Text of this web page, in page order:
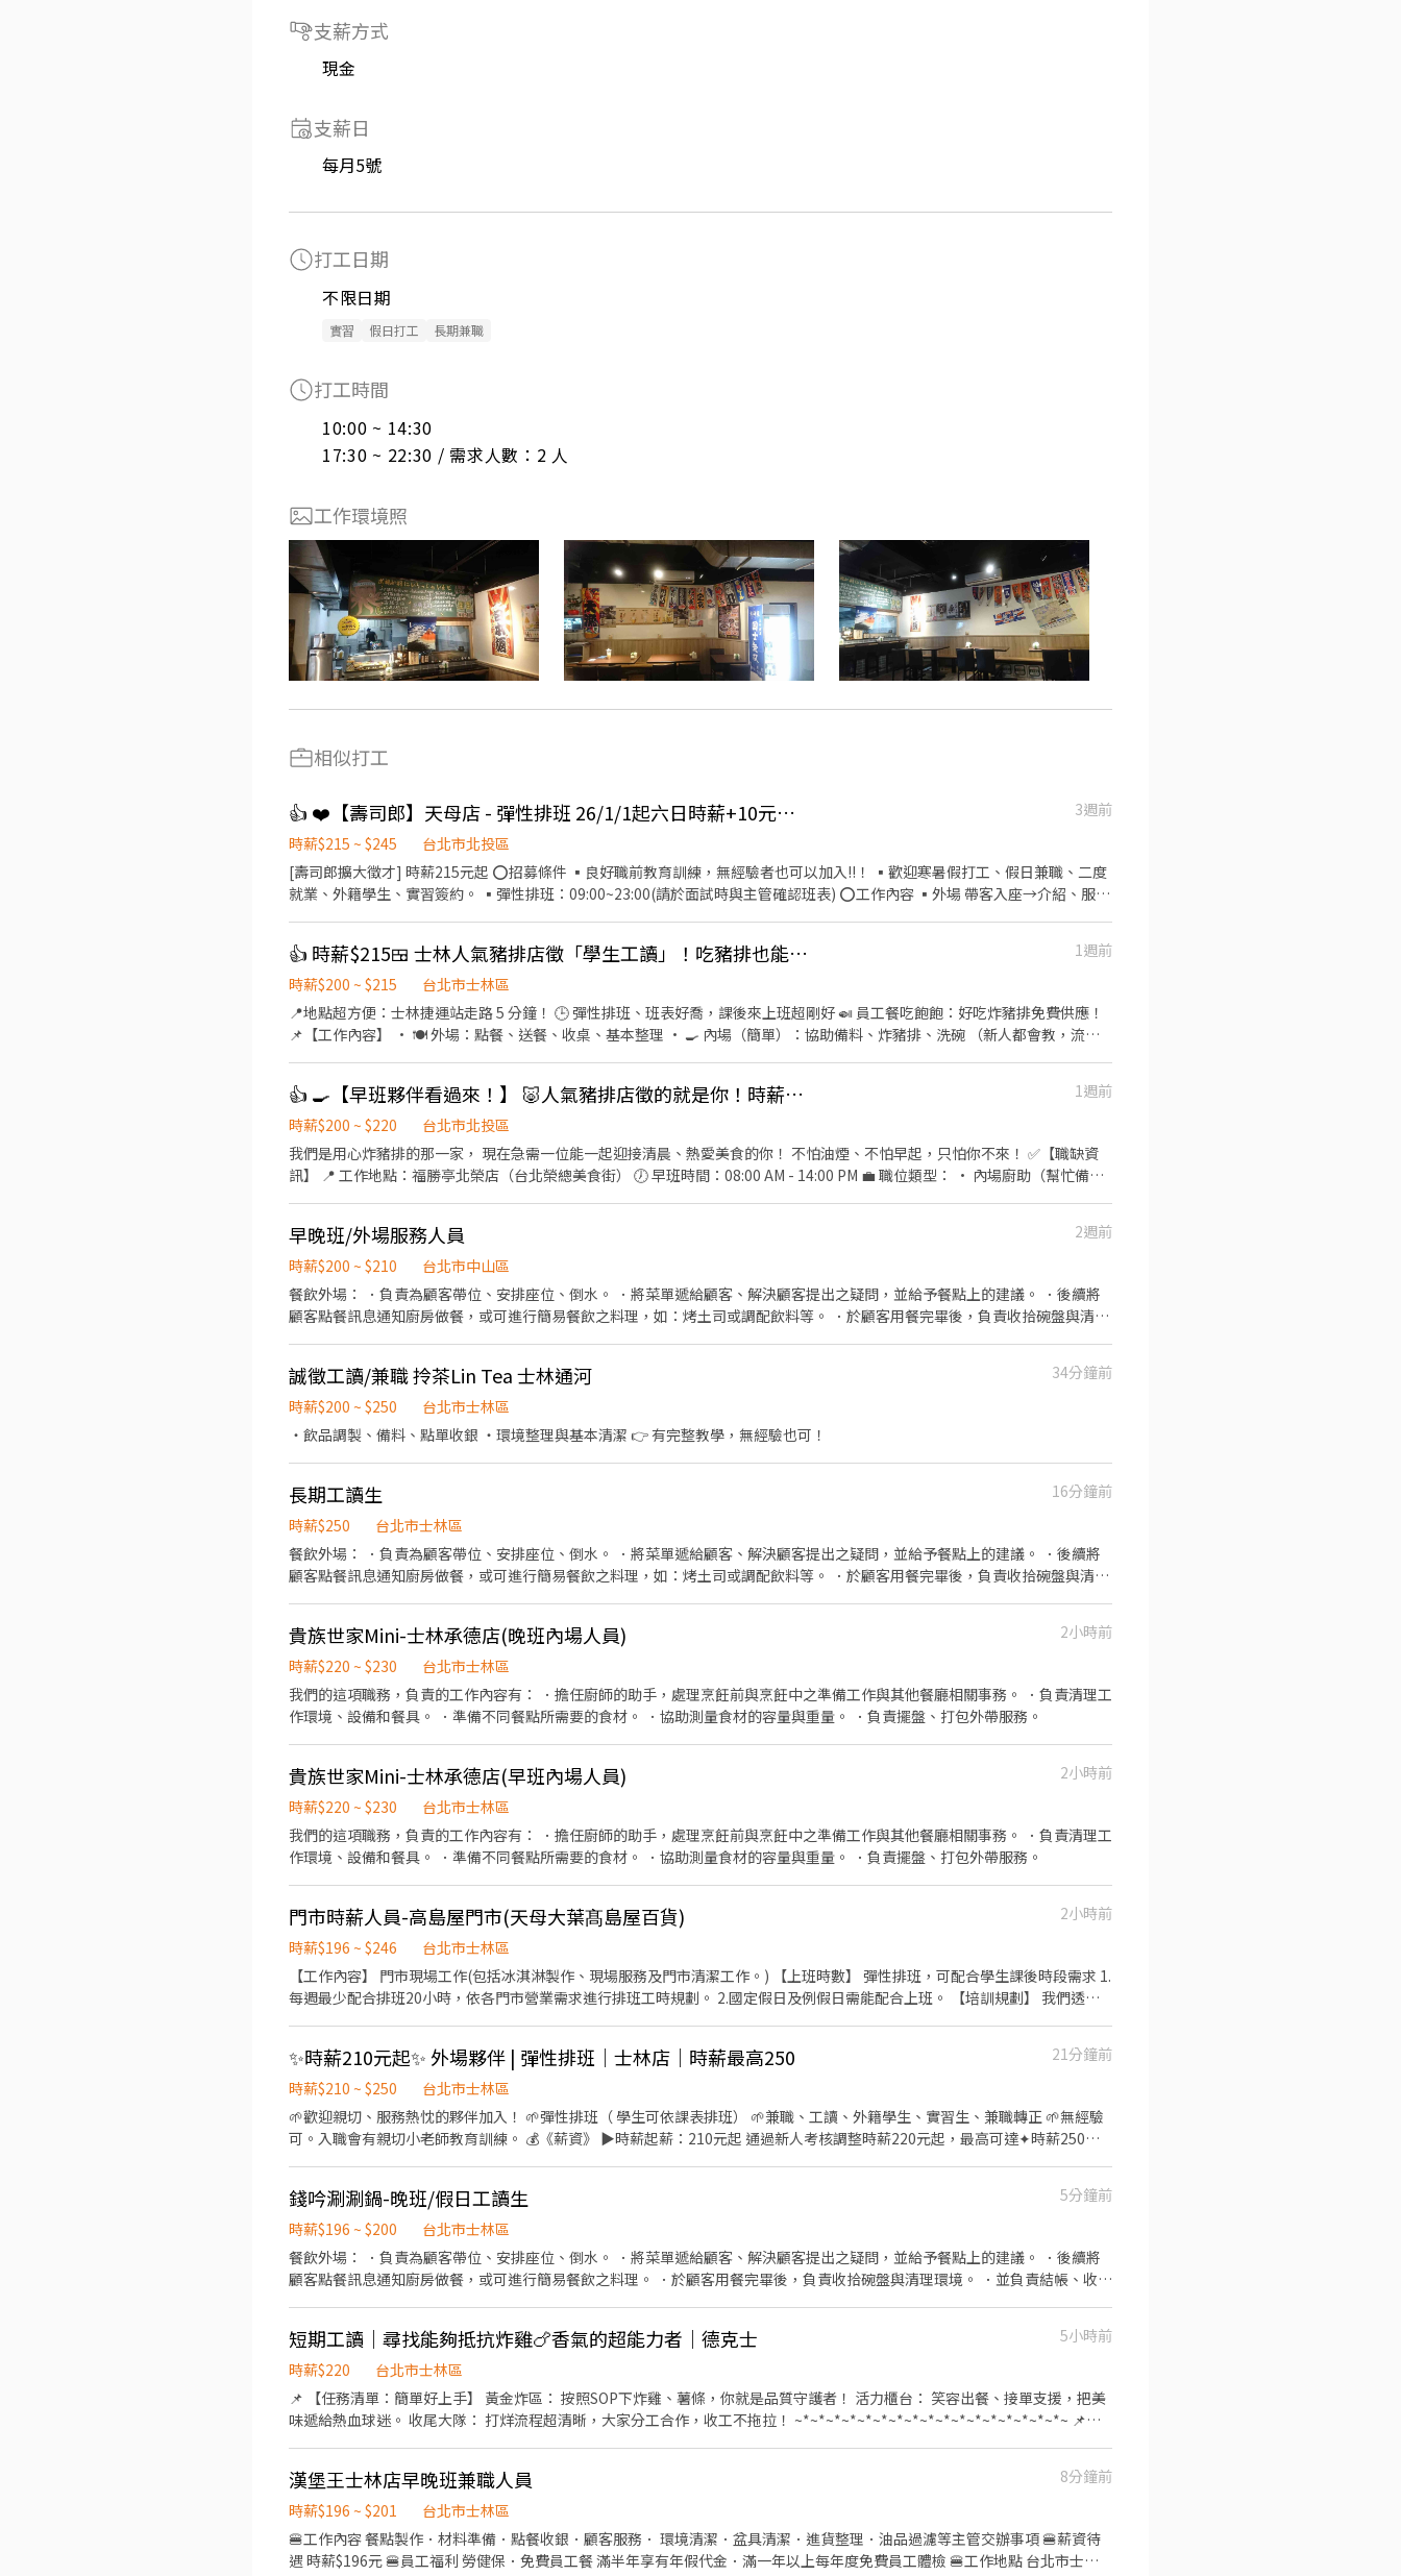
支薪方式
現金
支薪日
每月5號
打工日期
不限日期
實習 假日打工 長期兼職
打工時間
10:00 ~ 14:30
17:30 ~ 22:30 / 需求人數：2 人
工作環境照
相似打工
👍 ❤️【壽司郎】天母店 - 彈性排班 26/1/1起六日時薪+10元🍣時薪215元起
3週前
時薪$215 ~ $245
台北市北投區
[壽司郎擴大徵才] 時薪215元起 ⭕招募條件 ▪良好職前教育訓練，無經驗者也可以加入!!！ ▪歡迎寒暑假打工、假日兼職、二度
就業、外籍學生、實習簽約。 ▪彈性排班：09:00~23:00(請於面試時與主管確認班表) ⭕工作內容 ▪外場 帶客入座→介紹、服務
班免煩惱車位！ ⭕企業魅力 ▪「以人為本」注重團隊合作及交流，採納同仁的意見，提升參與感 ▪除學習到日本商業禮儀、衛
生知識及專業的烹飪技巧，還可接觸店鋪的經營管理，例如：成本控管及數據分析等專業知識 ▪升遷快速且制度完善，依努力及
成果將有升遷加薪的機會 ▪享有完善的福利制度，加班費為5分鐘為單位計算，重視員工的辛勤付出 ▪計畫拓展全台灣，讓更多
人有機會品嚐美味平價壽司，致力成為頂尖品牌 ⭕基本保障 ①加班費(以每分鐘為單位計算) ②勞保、健保、意外險 ③每月提撥
勞工退休新制6% ④特休／年假按照勞基法規定 ⑤颱風天出勤津貼補助 ⑥員工店內用餐折扣 ⑦提供員工制服 ⑧任職一年後提供
免費健檢
👍 時薪$215🍱 士林人氣豬排店徵「學生工讀」！吃豬排也能賺學費 💰
1週前
時薪$200 ~ $215
台北市士林區
📍地點超方便：士林捷運站走路 5 分鐘！ 🕒 彈性排班、班表好喬，課後來上班超剛好 🍛 員工餐吃飽飽：好吃炸豬排免費供應！
📌【工作內容】 • 🍽️ 外場：點餐、送餐、收桌、基本整理 • 🍳 內場（簡單）：協助備料、炸豬排、洗碗 （新人都會教，流程
都可排） •🎁 員工推薦獎金、節日禮品、生日加碼餐！ ❤️ 店內氣氛輕鬆、學長姐都會教，沒經驗也 OK 這裡是你的第二個家
（還有免費豬排🍤）
👍 🍳【早班夥伴看過來！】 🐷人氣豬排店徵的就是你！時薪220
1週前
時薪$200 ~ $220
台北市北投區
我們是用心炸豬排的那一家， 現在急需一位能一起迎接清晨、熱愛美食的你！ 不怕油煙、不怕早起，只怕你不來！ ✅【職缺資
訊】 📍 工作地點：福勝亭北榮店（台北榮總美食街） 🕖 早班時間：08:00 AM - 14:00 PM 💼 職位類型： • 內場廚助（幫忙備
早晚班/外場服務人員
2週前
時薪$200 ~ $210
台北市中山區
餐飲外場： ．負責為顧客帶位、安排座位、倒水。 ．將菜單遞給顧客、解決顧客提出之疑問，並給予餐點上的建議。 ．後續將
顧客點餐訊息通知廚房做餐，或可進行簡易餐飲之料理，如：烤土司或調配飲料等。 ．於顧客用餐完畢後，負責收拾碗盤與清理
考核，每3個月就有機會調薪一次，調 菥漲幅3~10元不等 加班費30分鐘為單位計算
誠徵工讀/兼職 拎茶Lin Tea 士林通河
34分鐘前
時薪$200 ~ $250
台北市士林區
・飲品調製、備料、點單收銀 ・環境整理與基本清潔 👉 有完整教學，無經驗也可！
長期工讀生
16分鐘前
時薪$250
台北市士林區
餐飲外場： ．負責為顧客帶位、安排座位、倒水。 ．將菜單遞給顧客、解決顧客提出之疑問，並給予餐點上的建議。 ．後續將
顧客點餐訊息通知廚房做餐，或可進行簡易餐飲之料理，如：烤土司或調配飲料等。 ．於顧客用餐完畢後，負責收拾碗盤與清理
重量。 ．負責擺盤、打包外帶服務。
貴族世家Mini-士林承德店(晚班內場人員)
2小時前
時薪$220 ~ $230
台北市士林區
我們的這項職務，負責的工作內容有： ．擔任廚師的助手，處理烹飪前與烹飪中之準備工作與其他餐廳相關事務。 ．負責清理工
作環境、設備和餐具。 ．準備不同餐點所需要的食材。 ．協助測量食材的容量與重量。 ．負責擺盤、打包外帶服務。
貴族世家Mini-士林承德店(早班內場人員)
2小時前
時薪$220 ~ $230
台北市士林區
我們的這項職務，負責的工作內容有： ．擔任廚師的助手，處理烹飪前與烹飪中之準備工作與其他餐廳相關事務。 ．負責清理工
作環境、設備和餐具。 ．準備不同餐點所需要的食材。 ．協助測量食材的容量與重量。 ．負責擺盤、打包外帶服務。
門市時薪人員-高島屋門市(天母大葉髙島屋百貨)
2小時前
時薪$196 ~ $246
台北市士林區
【工作內容】 門市現場工作(包括冰淇淋製作、現場服務及門市清潔工作。) 【上班時數】 彈性排班，可配合學生課後時段需求 1.
每週最少配合排班20小時，依各門市營業需求進行排班工時規劃。 2.國定假日及例假日需能配合上班。 【培訓規劃】 我們透過
保險、退休金提撥6% 2.休假制度：特休假、育嬰假、陪產假、家庭照顧假、生理假等等 3.健康相關：年度員工健檢(不含新進人
員體檢) 4.其他：上班免費享用冰淇淋、員工折扣、生日福利、三節禮金(品)、福委會福利
✨時薪210元起✨ 外場夥伴 | 彈性排班｜士林店｜時薪最高250
21分鐘前
時薪$210 ~ $250
台北市士林區
🌱歡迎親切、服務熱忱的夥伴加入！ 🌱彈性排班（ 學生可依課表排班） 🌱兼職、工讀、外籍學生、實習生、兼職轉正 🌱無經驗
可。入職會有親切小老師教育訓練。 💰《薪資》 ▶時薪起薪：210元起 通過新人考核調整時薪220元起，最高可達✦時薪250元
舖地點交通非常便利、離士林捷運站、公車站牌2分鐘內，機車好停。 ⏰《可排班時段》 中班/晚班/全天班 ➡︎月排班制，實際排
班時段可以面談，依據情況彈性調整排班。 🧚🏻‍♀️《福利》 ❖考核調薪（認真，用力給） ❖員工制服（暖時尚） ❖免費供餐（只
胖不瘦） ❖尾牙 ❖員購優惠 ❖春節店休 ❖不定時聚餐 ❖任職滿半年體檢費用補助 🧚🏽️《獎金》 ❖每月工時達成獎金300～
1600元 ❖每月業績達成獎金，業績衝越高拿越多 ❖任職滿半年生日禮金 ❖春節紅包 ❖介紹獎金 -短期勿試-
錢吟涮涮鍋-晚班/假日工讀生
5分鐘前
時薪$196 ~ $200
台北市士林區
餐飲外場： ．負責為顧客帶位、安排座位、倒水。 ．將菜單遞給顧客、解決顧客提出之疑問，並給予餐點上的建議。 ．後續將
顧客點餐訊息通知廚房做餐，或可進行簡易餐飲之料理。 ．於顧客用餐完畢後，負責收拾碗盤與清理環境。 ．並負責結帳、收銀
短期工讀｜尋找能夠抵抗炸雞🍗香氣的超能力者｜德克士
5小時前
時薪$220
台北市士林區
📌 【任務清單：簡單好上手】 黃金炸區： 按照SOP下炸雞、薯條，你就是品質守護者！ 活力櫃台： 笑容出餐、接單支援，把美
味遞給熱血球迷。 收尾大隊： 打烊流程超清晰，大家分工合作，收工不拖拉！ ~*~*~*~*~*~*~*~*~*~*~*~*~*~*~*~*~*~ 📌
21:30 天母 9/17 17:00-21:30 天母 9/18 17:00-21:30 ~*~*~*~*~*~*~*~*~*~*~*~*~*~*~*~*~*~ 📌【薪資計算】 時薪：220元/小
時 ~*~*~*~*~*~*~*~*~*~*~*~*~*~*~*~*~*~ 📌【服裝】 短袖T恤：紅色或黑色 褲子：深色/黑色長褲 鞋子：黑色防滑（打烊會
洗地)
漢堡王士林店早晚班兼職人員
8分鐘前
時薪$196 ~ $201
台北市士林區
🍔工作內容 餐點製作．材料準備．點餐收銀．顧客服務． 環境清潔．盆具清潔．進貨整理．油品過濾等主管交辦事項 🍔薪資待
遇 時薪$196元 🍔員工福利 勞健保．免費員工餐 滿半年享有年假代金．滿一年以上每年度免費員工體檢 🍔工作地點 台北市士林